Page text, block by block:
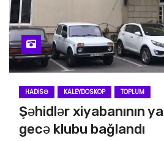
HADISƏ KALEYDOSKOP TOPLUM
Şəhidlər xiyabanının
gecə klubu bağlandı